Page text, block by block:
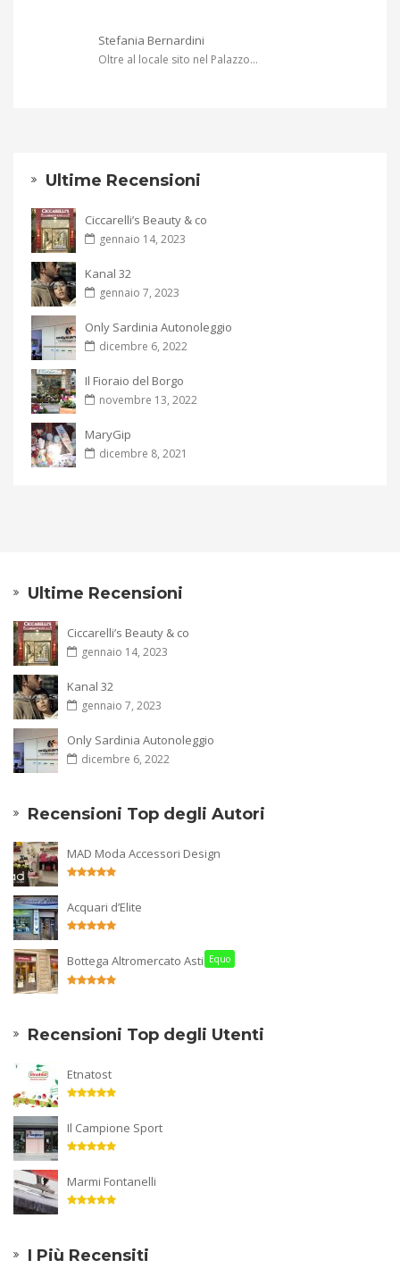
Stefania Bernardini
Oltre al locale sito nel Palazzo...
Ultime Recensioni
Ciccarelli’s Beauty & co
gennaio 14, 2023
Kanal 32
gennaio 7, 2023
Only Sardinia Autonoleggio
dicembre 6, 2022
Il Fioraio del Borgo
novembre 13, 2022
MaryGip
dicembre 8, 2021
Ultime Recensioni
Ciccarelli’s Beauty & co
gennaio 14, 2023
Kanal 32
gennaio 7, 2023
Only Sardinia Autonoleggio
dicembre 6, 2022
Recensioni Top degli Autori
MAD Moda Accessori Design
Acquari d’Elite
Bottega Altromercato Asti Equo
Recensioni Top degli Utenti
Etnatost
Il Campione Sport
Marmi Fontanelli
I Più Recensiti